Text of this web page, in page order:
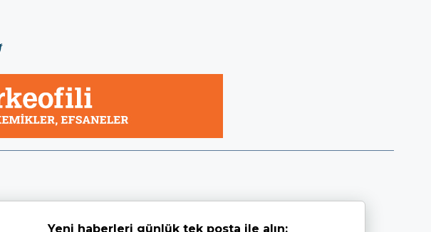
Yeni haberleri günlük tek posta ile alın: